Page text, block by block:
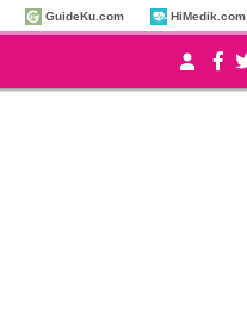
GuideKu.com HiMedik.com